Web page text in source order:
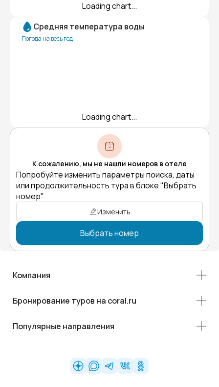
Loading chart...
Средняя температура воды
Погода на весь год
Loading chart...
К сожалению, мы не нашли номеров в отеле
Попробуйте изменить параметры поиска, даты
или продолжительность тура в блоке "Выбрать
номер"
Изменить
Выбрать номер
Компания
Бронирование туров на coral.ru
Популярные направления